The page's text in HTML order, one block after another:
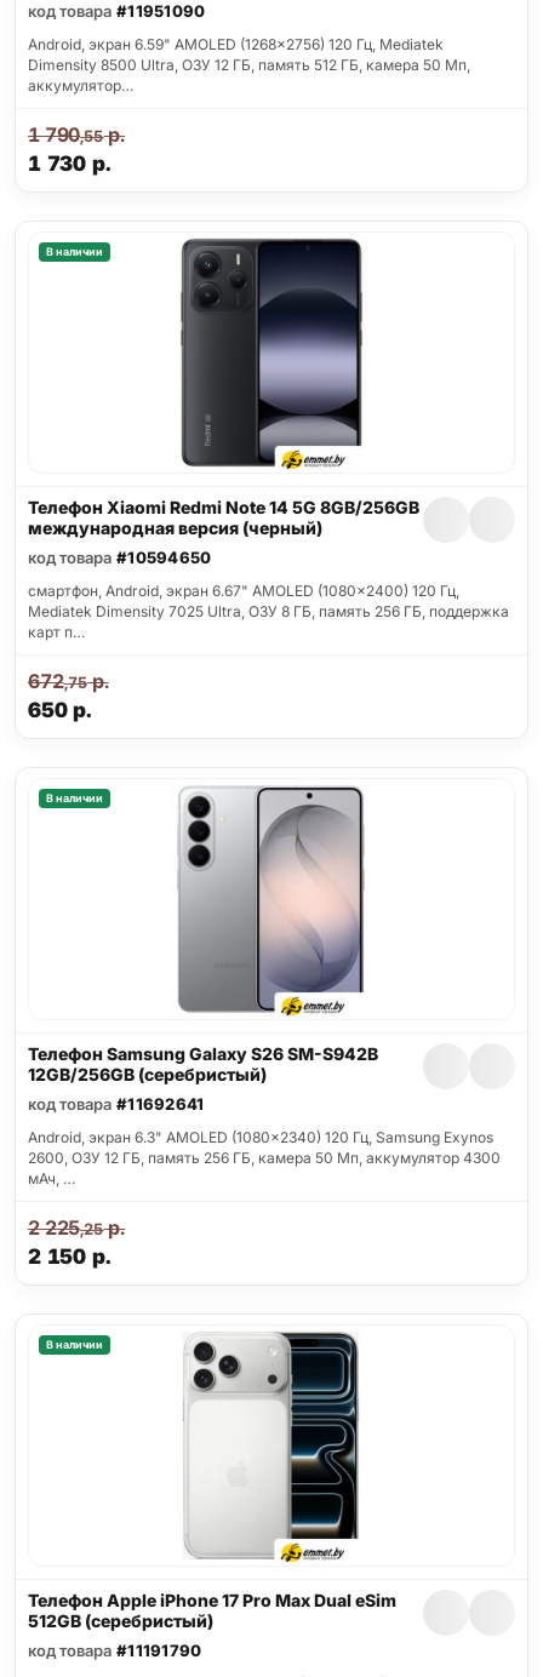
код товара #11951090
Android, экран 6.59" AMOLED (1268x2756) 120 Гц, Mediatek
Dimensity 8500 Ultra, ОЗУ 12 ГБ, память 512 ГБ, камера 50 Мп,
аккумулятор…
1 730 р.
1 790,55р.
В наличии
Телефон Xiaomi Redmi Note 14 5G 8GB/256GB
международная версия (черный)
код товара #10594650
смартфон, Android, экран 6.67" AMOLED (1080x2400) 120 Гц,
Mediatek Dimensity 7025 Ultra, ОЗУ 8 ГБ, память 256 ГБ, поддержка
карт п…
650р.
672,75р.
В наличии
Телефон Samsung Galaxy S26 SM-S942B
12GB/256GB (серебристый)
код товара #11692641
Android, экран 6.3" AMOLED (1080x2340) 120 Гц, Samsung Exynos
2600, ОЗУ 12 ГБ, память 256 ГБ, камера 50 Мп, аккумулятор 4300
мАч, …
2 150 р.
2 225,25р.
В наличии
Телефон Apple iPhone 17 Pro Max Dual eSim
512GB (серебристый)
код товара #11191790